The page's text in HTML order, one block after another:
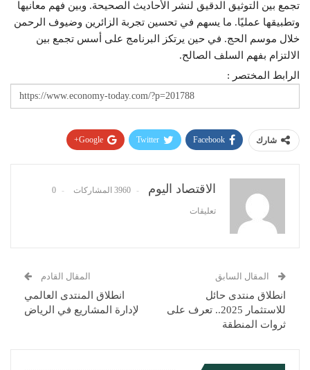
تجمع بين التوثيق الدقيق لنشر الأحاديث الصحيحة. وبين فهم معانيها
وتطبيقها عمليًا. ما يسهم في تحسين تجربة الزائرين وضيوف الرحمن
خلال موسم الحج. في حين يرتكز البرنامج على أسس تجمع بين
الالتزام بفهم السلف الصالح.
الرابط المختصر :
شارك Facebook
Twitter
Google+
الاقتصاد اليوم 3960 المشاركات 0
تعليقات
المقال السابق
انطلاق منتدى حائل
للاستثمار 2025.. تعرف على
ثروات المنطقة
المقال القادم
انطلاق المنتدى العالمي
لإدارة المشاريع في الرياض